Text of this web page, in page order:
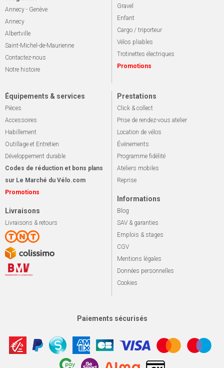
Annecy - Genève
Annecy
Albertville
Saint-Michel-de-Maurienne
Contactez-nous
Notre histoire
Gravel
Enfant
Cargo / triporteur
Vélos pliables
Trotinettes électriques
Promotions
Équipements & services
Pièces
Accessoires
Habillement
Outillage et Entretien
Développement durable
Codes de réduction et bons plans
sur Le Marché du Vélo.com
Promotions
Livraisons
Livraisons & retours
Prestations
Click & collect
Prise de rendez-vous atelier
Location de vélos
Événements
Programme fidélité
Ateliers mobiles
Reprise
Informations
Blog
SAV & garanties
Emplois & stages
CGV
Mentions légales
Données personnelles
Cookies
Paiements sécurisés